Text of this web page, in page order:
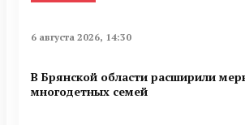
6 августа 2026, 14:30
В Брянской области расширили
многодетных семей